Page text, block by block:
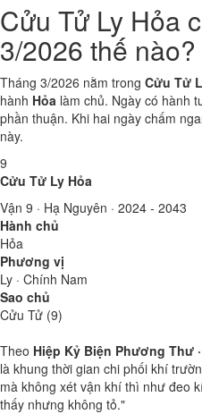
Cửu Tử Ly Hỏa
3/2026 thế nào?
Tháng 3/2026 nằm trong Cửu Tử
hành Hỏa làm chủ. Ngày có hành
phần thuận. Khi hai ngày chấm
này.
9
Cửu Tử Ly Hỏa
Vận 9 · Hạ Nguyên · 2024 - 2043
Hành chủ
Hỏa
Phương vị
Ly · Chính Nam
Sao chủ
Cửu Tử (9)
Theo Hiệp Kỷ Biện Phương Thư
là khung thời gian chi phối khí
mà không xét vận khí thì như đeo
thấy nhưng không tỏ."